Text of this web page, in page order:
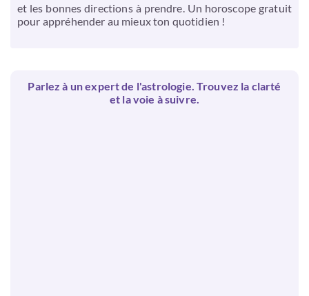
et les bonnes directions à prendre. Un horoscope gratuit
pour appréhender au mieux ton quotidien !
Parlez à un expert de l'astrologie. Trouvez la clarté
et la voie à suivre.